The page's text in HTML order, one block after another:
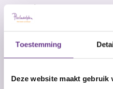
Toestemming
Deze website maakt gebruik
tegenzit.